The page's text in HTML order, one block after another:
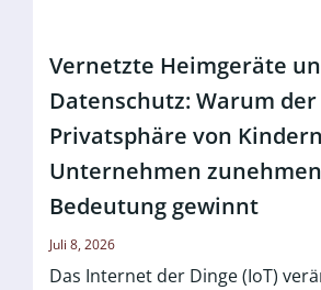
Vernetzte Heimgeräte
Datenschutz: Warum
Privatsphäre von
Unternehmen
Bedeutung gewinnt
Juli 8, 2026
Das Internet der Dinge (IoT)